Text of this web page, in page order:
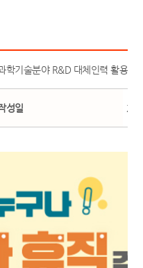
학기술분야 R&D 대체인력 활용 지
성일 25-